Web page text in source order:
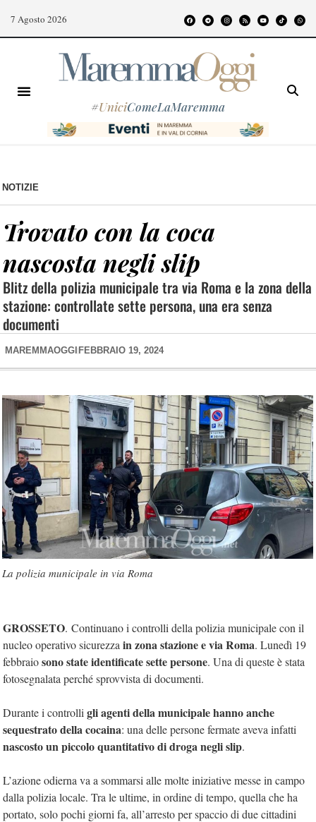
7 Agosto 2026
#UniciComeLaMaremma
NOTIZIE
Trovato con la coca
nascosta negli slip
Blitz della polizia municipale tra via Roma e la zona della
stazione: controllate sette persona, una era senza
documenti
MAREMMAOGGI FEBBRAIO 19, 2024
La polizia municipale in via Roma
GROSSETO. Continuano i controlli della polizia municipale con il
nucleo operativo sicurezza in zona stazione e via Roma. Lunedì 19
febbraiosono state identificate sette persone. Una di queste è stata
fotosegnalata perché sprovvista di documenti.
Durante i controlli gli agenti della municipale hanno anche
sequestrato della cocaina: una delle persone fermate aveva infatti
nascosto un piccolo quantitativo di droga negli slip.
L’azione odierna va a sommarsi alle molte iniziative messe in campo
dalla polizia locale. Tra le ultime, in ordine di tempo, quella che ha
portato, solo pochi giorni fa, all’arresto per spaccio di due cittadini